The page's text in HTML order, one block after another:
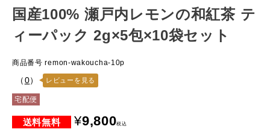
国産100% 瀬戸内レモンの和紅茶 テ
ィーパック 2g×5包×10袋セット
商品番号 remon-wakoucha-10p
（0） レビューを見る
宅配便
¥9,800税込